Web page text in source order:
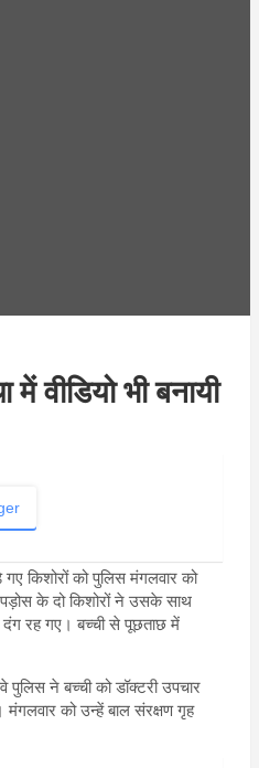
वीडियो भी बनायी
किशोरों को पुलिस मंगलवार को
के दो किशोरों ने उसके साथ
दंग रह गए। बच्ची से पूछताछ में
पुलिस ने बच्ची को डॉक्टरी उपचार
को उन्हें बाल संरक्षण गृह